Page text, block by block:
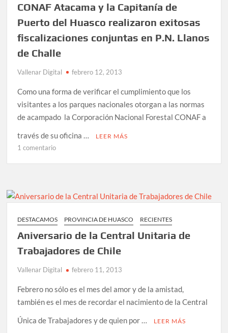
CONAF Atacama y la Capitanía de
Puerto del Huasco realizaron exitosas
fiscalizaciones conjuntas en P.N. Llanos
de Challe
Vallenar Digital febrero 12, 2013
Como una forma de verificar el cumplimiento que los
visitantes a los parques nacionales otorgan a las normas
de acampado la Corporación Nacional Forestal CONAF a
través de su oficina …
LEER MÁS
1 comentarioen
la
Capitanía
Puerto
del
Huasco
exitosas
conjuntas
en
Llanos
DESTACAMOS PROVINCIA DE HUASCO RECIENTES
Aniversario de la Central Unitaria de
Trabajadores de Chile
Vallenar Digital febrero 11, 2013
Febrero no sólo es el mes del amor y de la amistad,
también es el mes de recordar el nacimiento de la Central
Única de Trabajadores y de quien por …
LEER MÁS